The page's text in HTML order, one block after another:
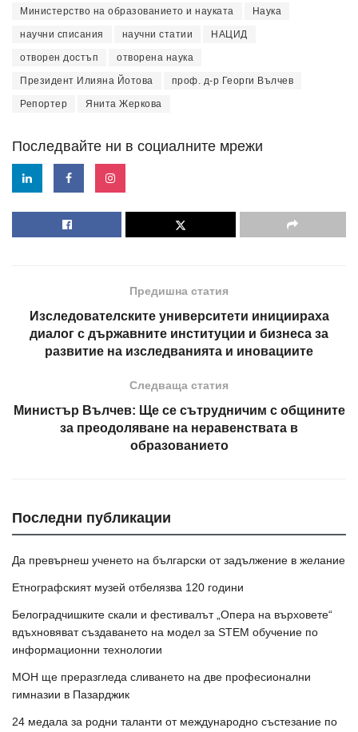
Министерство на образованието и науката Наука
научни списания научни статии НАЦИД
отворен достъп отворена наука
Президент Илияна Йотова проф. д-р Георги Вълчев
Репортер Янита Жеркова
Последвайте ни в социалните мрежи
Предишна статия
Изследователските университети инициираха
диалог с държавните институции и бизнеса за
развитие на изследванията и иновациите
Следваща статия
Министър Вълчев: Ще се сътрудничим с общините
за преодоляване на неравенствата в
образованието
Последни публикации
Да превърнеш ученето на български от задължение в желание
Етнографският музей отбелязва 120 години
Белоградчишките скали и фестивалът „Опера на върховете“
вдъхновяват създаването на модел за STEM обучение по
информационни технологии
МОН ще преразгледа сливането на две професионални
гимназии в Пазарджик
24 медала за родни таланти от международно състезание по